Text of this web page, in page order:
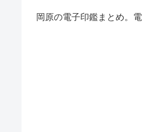
岡原の電子印鑑まとめ。